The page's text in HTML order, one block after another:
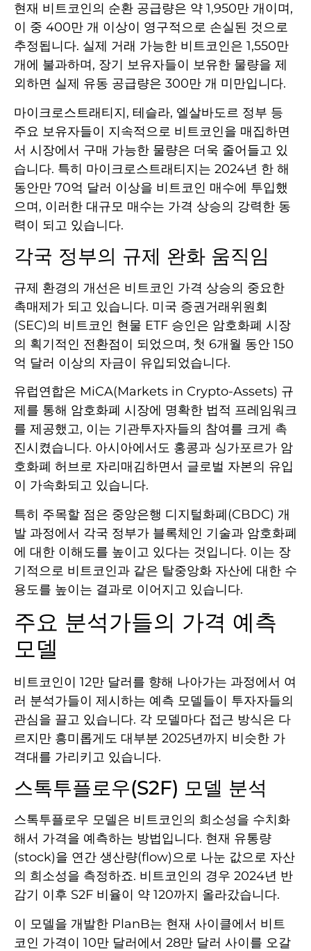
현재 비트코인의 순환 공급량은 약 1,950만 개이며,
이 중 400만 개 이상이 영구적으로 손실된 것으로
추정됩니다. 실제 거래 가능한 비트코인은 1,550만
개에 불과하며, 장기 보유자들이 보유한 물량을 제
외하면 실제 유동 공급량은 300만 개 미만입니다.
마이크로스트래티지, 테슬라, 엘살바도르 정부 등
주요 보유자들이 지속적으로 비트코인을 매집하면
서 시장에서 구매 가능한 물량은 더욱 줄어들고 있
습니다. 특히 마이크로스트래티지는 2024년 한 해
동안만 70억 달러 이상을 비트코인 매수에 투입했
으며, 이러한 대규모 매수는 가격 상승의 강력한 동
력이 되고 있습니다.
각국 정부의 규제 완화 움직임
규제 환경의 개선은 비트코인 가격 상승의 중요한
촉매제가 되고 있습니다. 미국 증권거래위원회
(SEC)의 비트코인 현물 ETF 승인은 암호화폐 시장
의 획기적인 전환점이 되었으며, 첫 6개월 동안 150
억 달러 이상의 자금이 유입되었습니다.
유럽연합은 MiCA(Markets in Crypto-Assets) 규
제를 통해 암호화폐 시장에 명확한 법적 프레임워크
를 제공했고, 이는 기관투자자들의 참여를 크게 촉
진시켰습니다. 아시아에서도 홍콩과 싱가포르가 암
호화폐 허브로 자리매김하면서 글로벌 자본의 유입
이 가속화되고 있습니다.
특히 주목할 점은 중앙은행 디지털화폐(CBDC) 개
발 과정에서 각국 정부가 블록체인 기술과 암호화폐
에 대한 이해도를 높이고 있다는 것입니다. 이는 장
기적으로 비트코인과 같은 탈중앙화 자산에 대한 수
용도를 높이는 결과로 이어지고 있습니다.
주요 분석가들의 가격 예측
모델
비트코인이 12만 달러를 향해 나아가는 과정에서 여
러 분석가들이 제시하는 예측 모델들이 투자자들의
관심을 끌고 있습니다. 각 모델마다 접근 방식은 다
르지만 흥미롭게도 대부분 2025년까지 비슷한 가
격대를 가리키고 있습니다.
스톡투플로우(S2F) 모델 분석
스톡투플로우 모델은 비트코인의 희소성을 수치화
해서 가격을 예측하는 방법입니다. 현재 유통량
(stock)을 연간 생산량(flow)으로 나눈 값으로 자산
의 희소성을 측정하죠. 비트코인의 경우 2024년 반
감기 이후 S2F 비율이 약 120까지 올라갔습니다.
이 모델을 개발한 PlanB는 현재 사이클에서 비트
코인 가격이 10만 달러에서 28만 달러 사이를 오갈